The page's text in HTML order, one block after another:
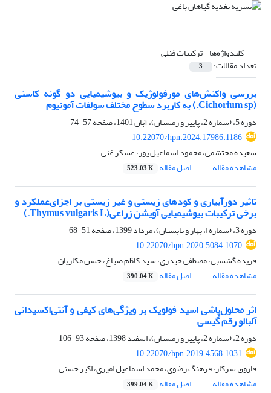
کلیدواژه‌ها =ترکیبات فنلی
تعداد مقالات: 3
بررسی واکنش‌های مورفولوژیک و بیوشیمیایی دو گونه کاسنی
(Cichorium sp.) به کاربرد سطوح مختلف سولفات آمونیوم
دوره 5، (شماره 2، پاییز و زمستان)، آبان 1401، صفحه
57-74
10.22070/hpn.2024.17986.1186
سعیده محتشمی، محمود اسماعیل پور، عسکر غنی
مشاهده مقاله
اصل مقاله 523.03 K
تاثیر دورآبیاری و کودهای زیستی و غیر زیستی بر اجزای‌عملکرد و
برخی ترکیبات بیوشیمیایی آویشن زراعی(Thymus vulgaris L.)
دوره 3، (شماره ا، بهار و تابستان)، مرداد 1399، صفحه
51-68
10.22070/hpn.2020.5084.1070
فریده گشسبی، مصطفی حیدری، سید کاظم صباغ، حسن مکاریان
مشاهده مقاله
اصل مقاله 390.04 K
اثر محلول‌پاشی اسید فولویک بر ویژگی‌های کیفی و آنتی‌اکسیدانی
آلبالو رقم گیسی
دوره 2، (شماره 2، پاییز و زمستان)، اسفند 1398، صفحه
93-106
10.22070/hpn.2019.4568.1031
فاروق سرکار، فرهنگ رضوی، محمد اسماعیل امیری، اکبر حسنی
مشاهده مقاله
اصل مقاله 399.04 K